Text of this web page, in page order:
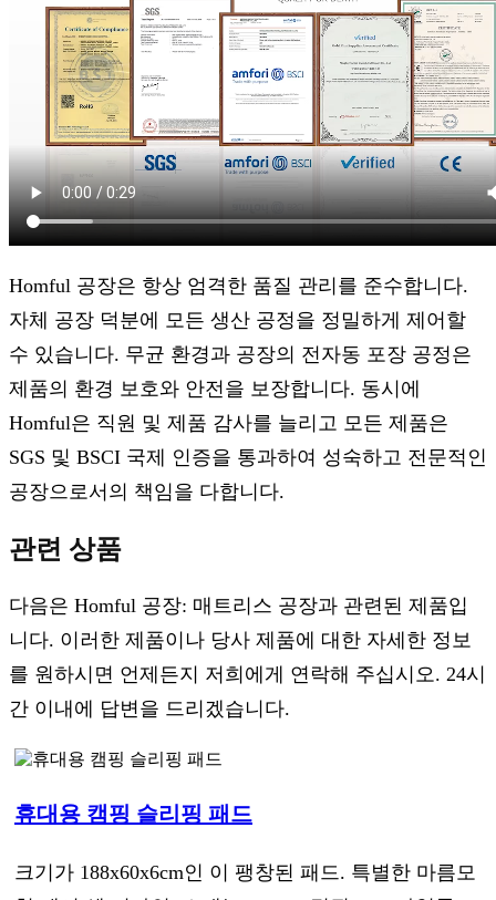
Homful 공장은 항상 엄격한 품질 관리를 준수합니다.
자체 공장 덕분에 모든 생산 공정을 정밀하게 제어할
수 있습니다. 무균 환경과 공장의 전자동 포장 공정은
제품의 환경 보호와 안전을 보장합니다. 동시에
Homful은 직원 및 제품 감사를 늘리고 모든 제품은
SGS 및 BSCI 국제 인증을 통과하여 성숙하고 전문적인
공장으로서의 책임을 다합니다.
관련 상품
다음은 Homful 공장: 매트리스 공장과 관련된 제품입
니다. 이러한 제품이나 당사 제품에 대한 자세한 정보
를 원하시면 언제든지 저희에게 연락해 주십시오. 24시
간 이내에 답변을 드리겠습니다.
휴대용 캠핑 슬리핑 패드
크기가 188x60x6cm인 이 팽창된 패드. 특별한 마름모